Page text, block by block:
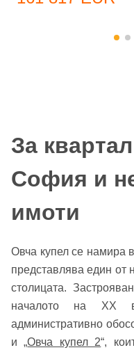
За
София и
имоти
Овча купел се намира
представлява един от
столицата.
началото на XX
административно
и „Овча купел 2“,